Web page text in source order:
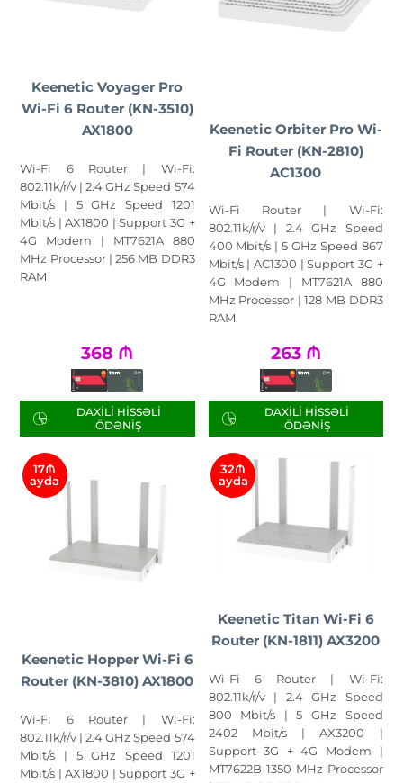
Keenetic Voyager Pro
Wi-Fi 6 Router (KN-3510)
AX1800
Wi-Fi 6 Router | Wi-Fi:
802.11k/r/v | 2.4 GHz Speed 574
Mbit/s | 5 GHz Speed 1201
Mbit/s | AX1800 | Support 3G +
4G Modem | MT7621A 880
MHz Processor | 256 MB DDR3
RAM
368 ₼
DAXILI HISSƏLI
ÖDƏNIŞ
Keenetic Orbiter Pro Wi-
Fi Router (KN-2810)
AC1300
Wi-Fi Router | Wi-Fi:
802.11k/r/v | 2.4 GHz Speed
400 Mbit/s | 5 GHz Speed 867
Mbit/s | AC1300 | Support 3G +
4G Modem | MT7621A 880
MHz Processor | 128 MB DDR3
RAM
263 ₼
DAXILI HISSƏLI
ÖDƏNIŞ
17₼
ayda
Keenetic Hopper Wi-Fi 6
Router (KN-3810) AX1800
Wi-Fi 6 Router | Wi-Fi:
802.11k/r/v | 2.4 GHz Speed 574
Mbit/s | 5 GHz Speed 1201
Mbit/s | AX1800 | Support 3G +
32₼
ayda
Keenetic Titan Wi-Fi 6
Router (KN-1811) AX3200
Wi-Fi 6 Router | Wi-Fi:
802.11k/r/v | 2.4 GHz Speed
800 Mbit/s | 5 GHz Speed
2402 Mbit/s | AX3200 |
Support 3G + 4G Modem |
MT7622B 1350 MHz Processor